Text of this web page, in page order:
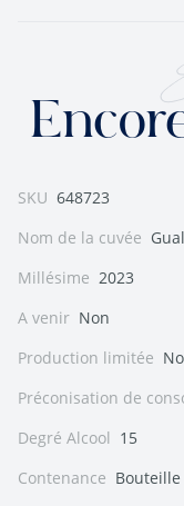
SKU 648723
Nom de la cuvée
Millésime 2023
A venir Non
Production limitée
Préconisation de
Degré Alcool 15
Contenance Bouteille